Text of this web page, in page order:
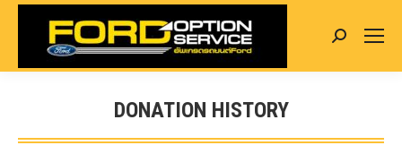
Search:
DONATION HISTORY
You are here: